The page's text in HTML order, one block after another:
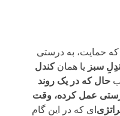
حمایت، به درستی
سبز یا همانکندل
حال که در یک روند
عمل کرده، وقت
‌ای که در این گام